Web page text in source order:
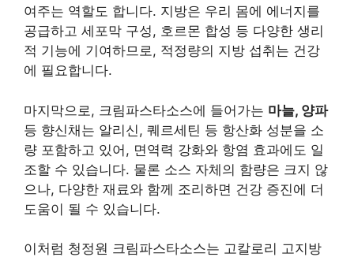
여주는 역할도 합니다. 지방은 우리 몸에 에너지를
공급하고 세포막 구성, 호르몬 합성 등 다양한 생리
적 기능에 기여하므로, 적정량의 지방 섭취는 건강
에 필요합니다.
마지막으로, 크림파스타소스에 들어가는 마늘, 양파
등 향신채는 알리신, 퀘르세틴 등 항산화 성분을 소
량 포함하고 있어, 면역력 강화와 항염 효과에도 일
조할 수 있습니다. 물론 소스 자체의 함량은 크지 않
으나, 다양한 재료와 함께 조리하면 건강 증진에 더
도움이 될 수 있습니다.
이처럼 청정원 크림파스타소스는 고칼로리 고지방